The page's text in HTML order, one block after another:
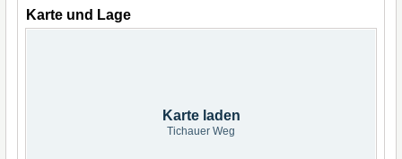
Karte und Lage
Karte laden
Tichauer Weg